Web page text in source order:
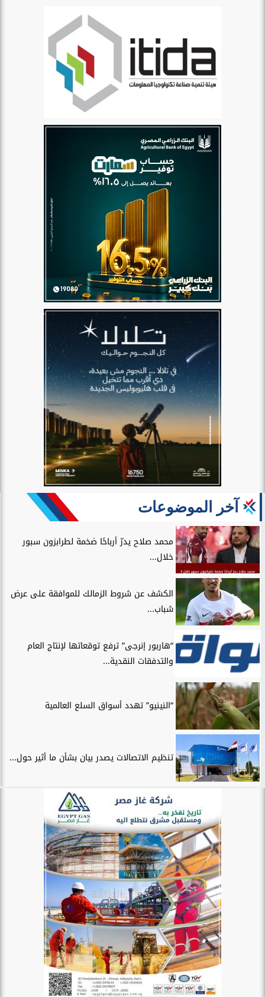
آخر الموضوعات
محمد صلاح يدرّ أرباحًا ضخمة لطرابزون سبور
خلال...
الكشف عن شروط الزمالك للموافقة على عرض
شباب...
“هاربور إنرجى” ترفع توقعاتها لإنتاج العام
والتدفقات النقدية...
“النينيو” تهدد أسواق السلع العالمية
تنظيم الاتصالات يصدر بيان بشأن ما أثير حول...